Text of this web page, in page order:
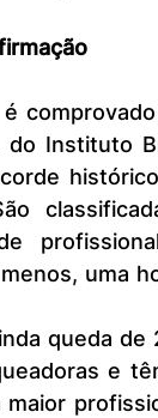
Instituto
uma
e